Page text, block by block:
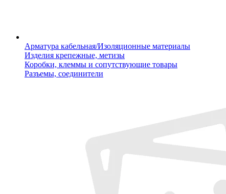
Арматура кабельная/Изоляционные материалы
Изделия крепежные, метизы
Коробки, клеммы и сопутствующие товары
Разъемы, соединители